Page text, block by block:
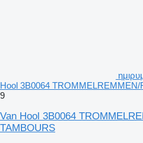
Hool 3B0064
9
Van Hool 3B0064
TAMBOURS